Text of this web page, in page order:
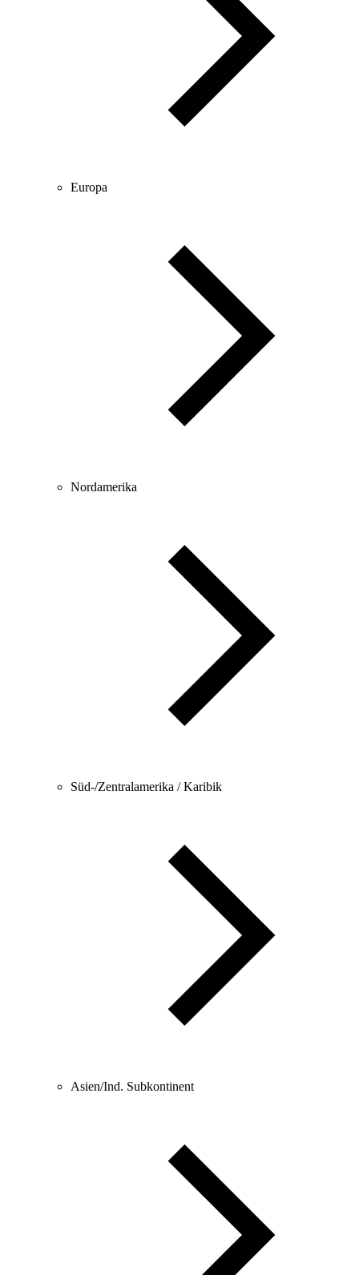
Europa
Nordamerika
Süd-/Zentralamerika / Karibik
Asien/Ind. Subkontinent